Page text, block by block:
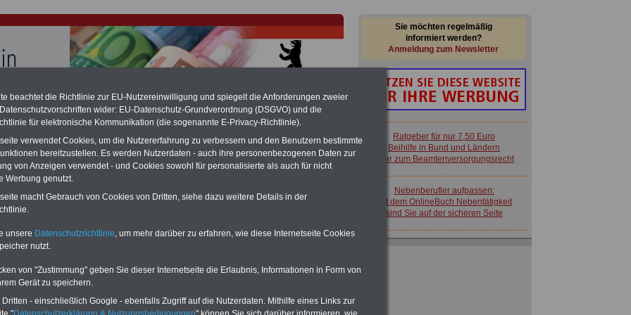
für Beamte und Ruhestandsbeamte (zu geringe Alimentation)
hat die Berliner Landesbesoldung für verfassungs-widrig
muss bisMärz 2027 eine Neuregelung der Besoldung beschließen). Auch beim
& Ruhestandsbeamte) gibt es teilweise hohe Nachzahlungen (Medienberichten
füralle (!) Beamtezwischenmind. 3.000 und 13.000 Euro, Der INFO-
hierzu eine Broschüre heraus, die unmittelbar nach dem Beschluss des
der Bundesregierung vorgelegt wird (wahrscheinlich im Quartal.2026
der Broschüre.
Beamte und den öffentlichen Dienst in Berlin: Senat koppelt
an die Einhaltung des Mindestlohns
mit drei Ratgebern für nur
für Beamtinnen
versorgungsrecht
sowie Beihilferecht in Bund und
PDF-SERVICE: 10 Bücher bzw. eBooks zu
DienstZum Komplettpreis von 15 Euro im Jahr
können Sie zehn Bücher als eBook
Sie möchten regelmäßig
informiert werden?
Anmeldung zum Newsletter
Ratgeber für nur 7,50 Euro
Beihilfe in Bund und Ländern
oder zum Beamtenversorgungsrecht
Nebenberufler aufpassen:
mit dem OnlineBuch Nebentätigkeit
sind Sie auf der sicheren Seite
beachtet die Richtlinie zur EU-Nutzereinwilligung und spiegelt die Anforderungen zweier
wider: EU-Datenschutz-Grundverordnung (DSGVO) und die
für elektronische Kommunikation (die sogenannte E-Privacy-Richtlinie).
verwendet Cookies, um die Nutzererfahrung zu verbessern und den Benutzern bestimmte
bereitzustellen. Es werden Nutzerdaten - auch ihre personenbezogenen Daten zur
von Anzeigen verwendet - und Cookies sowohl für personalisierte als auch für nicht
Werbung genutzt.
macht Gebrauch von Cookies von Dritten, siehe dazu weitere Details in der
unsere Datenschutzrichtlinie , um mehr darüber zu erfahren, wie diese Internetseite Cookies
nutzt.
von "Zustimmung" geben Sie dieser Internetseite die Erlaubnis, Informationen in Form von
Gerät zu speichern.
- einschließlich Google - ebenfalls Zugriff auf die Nutzerdaten. Mithilfe eines Links zur